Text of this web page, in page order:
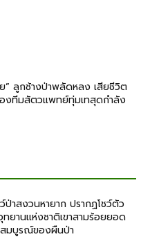
ย” ลูกช้างป่าพลัดหลง เสียชีวิต
งทีมสัตวแพทย์ทุ่มเทสุดกำลัง
ป่าสงวนหายาก ปรากฏโชว์ตัว
ทยานแห่งชาติเขาสามร้อยยอด
มบูรณ์ของผืนป่า